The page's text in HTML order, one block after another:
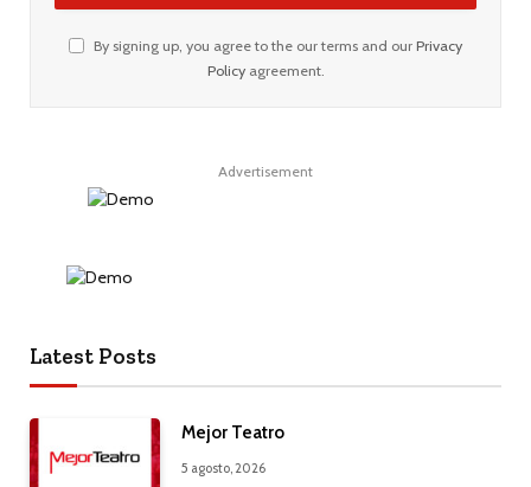
By signing up, you agree to the our terms and our Privacy
Policyagreement.
Advertisement
Latest Posts
Mejor Teatro
5 agosto, 2026